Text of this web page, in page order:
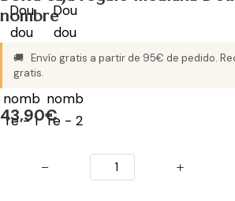
nombre
🚚 Envío gratis a partir de 95€ de pedido.
gratis.
43,90€
− +